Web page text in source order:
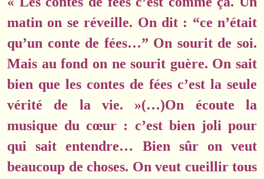
matin on se réveille. On dit : “ce n’était
qu’un conte de fées…” On sourit de soi.
Mais au fond on ne sourit guère. On sait
bien que les contes de fées c’est la seule
vérité de la vie. »(…)On écoute la
musique du cœur : c’est bien joli pour
qui sait entendre… Bien sûr on veut
beaucoup de choses. On veut cueillir tous